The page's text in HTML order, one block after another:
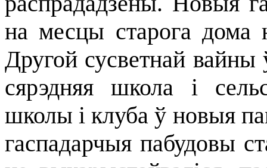
на месцы старога дома
Другой сусветнай
сярэдняя школа і
школы і клуба ў новыя
гаспадарчыя пабудовы